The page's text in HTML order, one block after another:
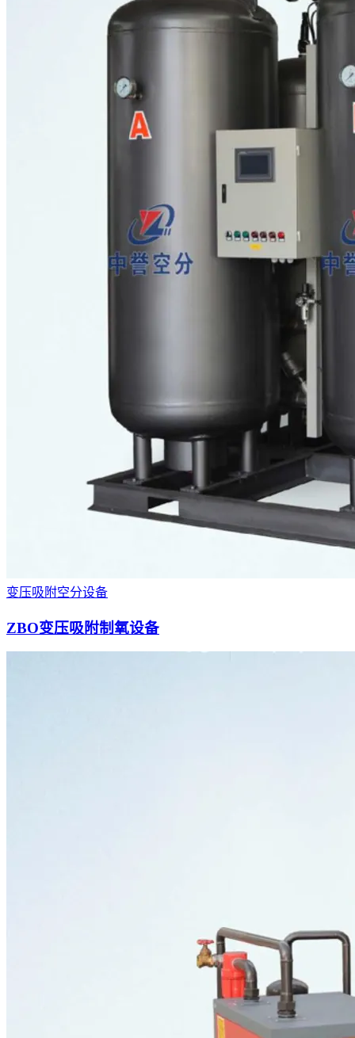
变压吸附空分设备
ZBO变压吸附制氧设备